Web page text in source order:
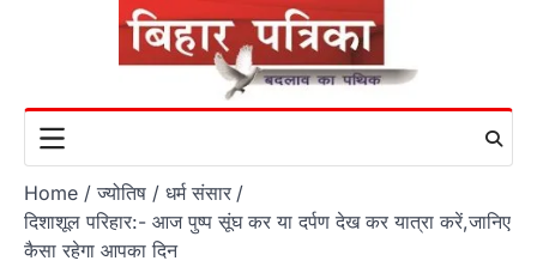
Home
ज्योतिष / धर्म संसार
दिशाशूल परिहार:- आज पुष्प सूंघ कर या दर्पण देख कर यात्रा करें,जानिए
कैसा रहेगा आपका दिन